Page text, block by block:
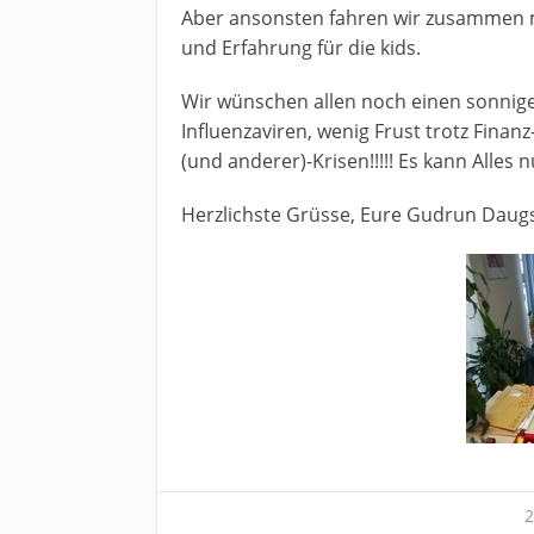
Aber ansonsten fahren wir
und Erfahrung für die kids.
Wir wünschen allen noch einen
Influenzaviren, wenig Frust trotz
(und anderer)-Krisen!!!!! Es kann Alles
Herzlichste Grüsse, Eure Gudrun